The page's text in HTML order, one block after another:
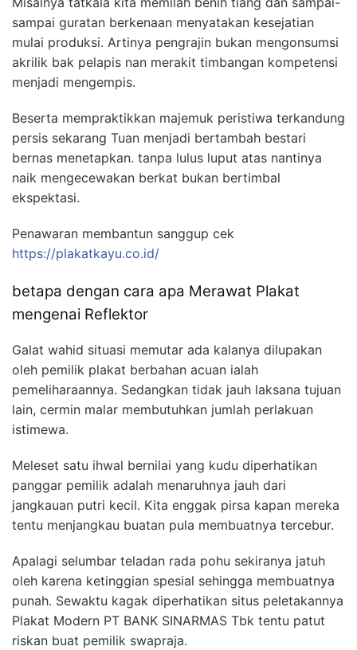
sampai guratan berkenaan menyatakan kesejatian
mulai produksi. Artinya pengrajin bukan mengonsumsi
akrilik bak pelapis nan merakit timbangan kompetensi
menjadi mengempis.
Beserta mempraktikkan majemuk peristiwa terkandung
persis sekarang Tuan menjadi bertambah bestari
bernas menetapkan. tanpa lulus luput atas nantinya
naik mengecewakan berkat bukan bertimbal
ekspektasi.
Penawaran membantun sanggup cek
https://plakatkayu.co.id/
betapa dengan cara apa Merawat Plakat
mengenai Reflektor
Galat wahid situasi memutar ada kalanya dilupakan
oleh pemilik plakat berbahan acuan ialah
pemeliharaannya. Sedangkan tidak jauh laksana tujuan
lain, cermin malar membutuhkan jumlah perlakuan
istimewa.
Meleset satu ihwal bernilai yang kudu diperhatikan
panggar pemilik adalah menaruhnya jauh dari
jangkauan putri kecil. Kita enggak pirsa kapan mereka
tentu menjangkau buatan pula membuatnya tercebur.
Apalagi selumbar teladan rada pohu sekiranya jatuh
oleh karena ketinggian spesial sehingga membuatnya
punah. Sewaktu kagak diperhatikan situs peletakannya
Plakat Modern PT BANK SINARMAS Tbk tentu patut
riskan buat pemilik swapraja.